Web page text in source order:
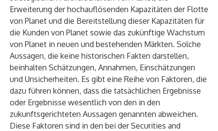
Erweiterung der hochauflösenden Kapazitäten der Flotte
von Planet und die Bereitstellung dieser Kapazitäten für
die Kunden von Planet sowie das zukünftige Wachstum
von Planet in neuen und bestehenden Märkten. Solche
Aussagen, die keine historischen Fakten darstellen,
beinhalten Schätzungen, Annahmen, Einschätzungen
und Unsicherheiten. Es gibt eine Reihe von Faktoren, die
dazu führen können, dass die tatsächlichen Ergebnisse
oder Ergebnisse wesentlich von den in den
zukunftsgerichteten Aussagen genannten abweichen.
Diese Faktoren sind in den bei der Securities and